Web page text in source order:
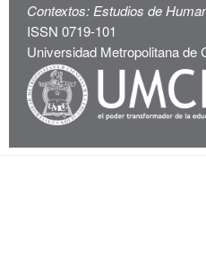
Contextos: Estudios de
ISSN 0719-101
Universidad Metropolitana de